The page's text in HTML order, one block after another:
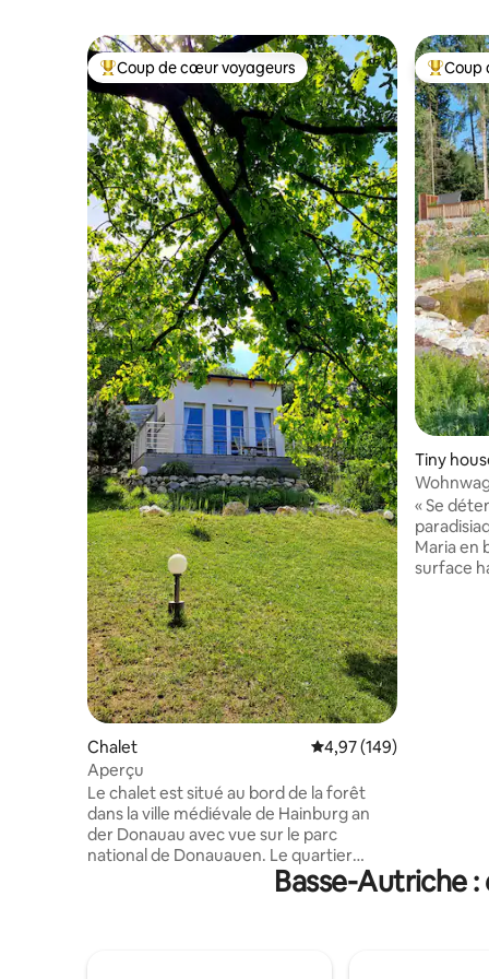
Coups de cœur voyageurs les plus appréciés
Coup de cœur voyageurs
Chalet Évaluation moyenne
4,97 (149)
Aperçu
Le chalet est situé au bord de la forêt
dans la ville médiévale de Hainburg an
der Donauau avec vue sur le parc
national de Donauauen. Le quartier
« Donauland Carnuntum » offre de
délicieux sentiers de randonnée
Coups
Coup
Tiny
canapé
« Se
Maria en
surface
Basse-Autriche